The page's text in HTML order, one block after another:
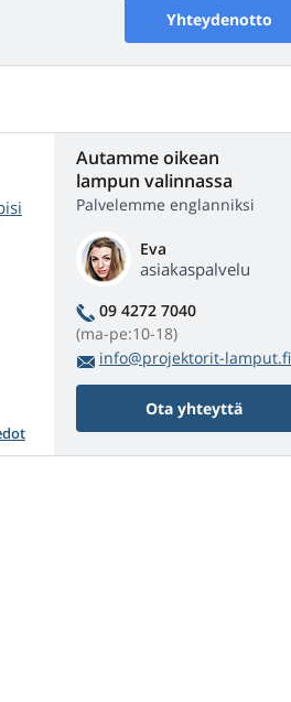
Yhteydenotto
Autamme oikean
lampun valinnassa
Palvelemme englanniksi
Eva
asiakaspalvelu
09 4272 7040
(ma-pe:10-18)
info@projektorit-lamput.fi
Ota yhteyttä